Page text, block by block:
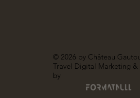
© 2026 by Château
Travel Digital Marketing &
by